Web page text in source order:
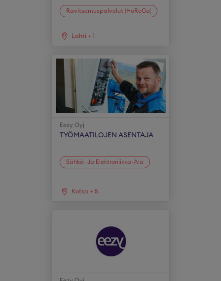
Ravitsemuspalvelut (HoReCa)
Lahti + 1
Eezy Oyj
TYÖMAATILOJEN ASENTAJA
Sähkö- Ja Elektroniikka-Ala
Kotka + 5